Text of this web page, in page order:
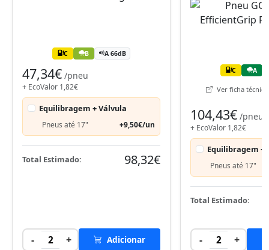
C B A 66dB
47,34€ /pneu
+ EcoValor 1,82€
Equilibragem + Válvula
Pneus até 17" +9,50€/un
Total Estimado: 98,32€
- 2 + Adicionar
C A
Ver ficha técnica
104,43€ /pneu
+ EcoValor 1,82€
Equilibragem +
Pneus até 17"
Total Estimado:
- 2 +